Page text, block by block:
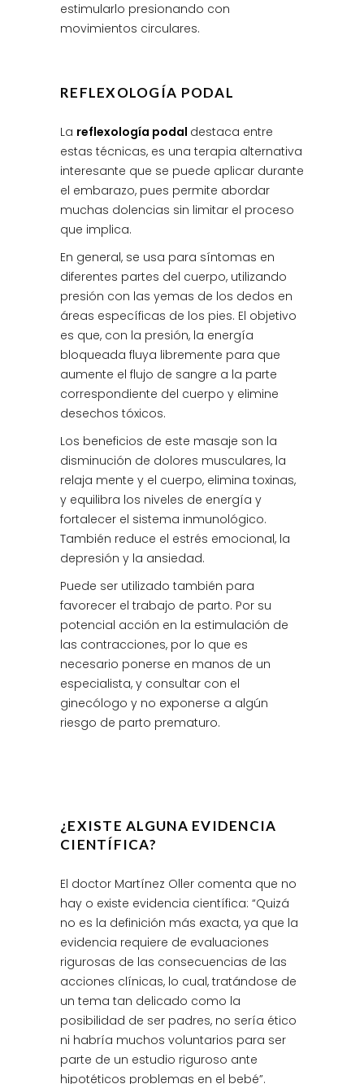
estimularlo presionando con
movimientos circulares.
REFLEXOLOGÍA PODAL
La reflexología podal destaca entre
estas técnicas, es una terapia alternativa
interesante que se puede aplicar durante
el embarazo, pues permite abordar
muchas dolencias sin limitar el proceso
que implica.
En general, se usa para síntomas en
diferentes partes del cuerpo, utilizando
presión con las yemas de los dedos en
áreas específicas de los pies. El objetivo
es que, con la presión, la energía
bloqueada fluya libremente para que
aumente el flujo de sangre a la parte
correspondiente del cuerpo y elimine
desechos tóxicos.
Los beneficios de este masaje son la
disminución de dolores musculares, la
relaja mente y el cuerpo, elimina toxinas,
y equilibra los niveles de energía y
fortalecer el sistema inmunológico.
También reduce el estrés emocional, la
depresión y la ansiedad.
Puede ser utilizado también para
favorecer el trabajo de parto. Por su
potencial acción en la estimulación de
las contracciones, por lo que es
necesario ponerse en manos de un
especialista, y consultar con el
ginecólogo y no exponerse a algún
riesgo de parto prematuro.
¿EXISTE ALGUNA EVIDENCIA
CIENTÍFICA?
El doctor Martínez Oller comenta que no
hay o existe evidencia científica: “Quizá
no es la definición más exacta, ya que la
evidencia requiere de evaluaciones
rigurosas de las consecuencias de las
acciones clínicas, lo cual, tratándose de
un tema tan delicado como la
posibilidad de ser padres, no sería ético
ni habría muchos voluntarios para ser
parte de un estudio riguroso ante
hipotéticos problemas en el bebé”.